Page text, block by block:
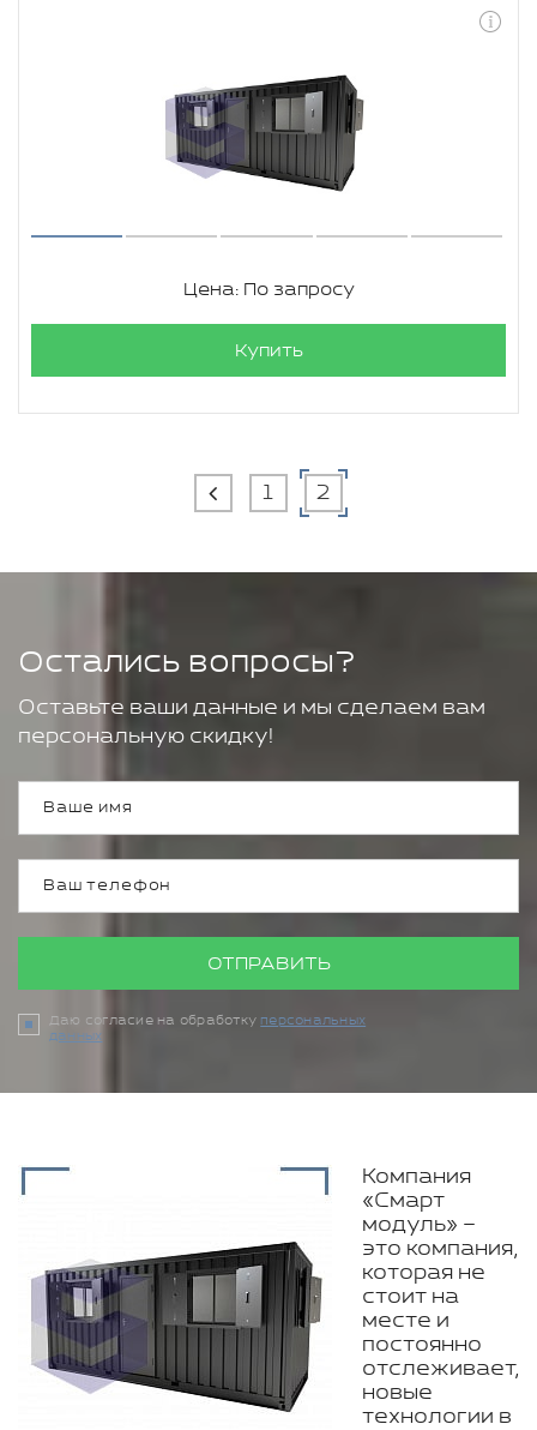
Цена: По запросу
Купить
1 2
Остались вопросы?
Оставьте ваши данные и мы сделаем вам
персональную скидку!
ОТПРАВИТЬ
Даю согласие на обработку персональных
данных
Компания
«Смарт
модуль» –
это компания,
которая не
стоит на
месте и
постоянно
отслеживает,
новые
технологии в